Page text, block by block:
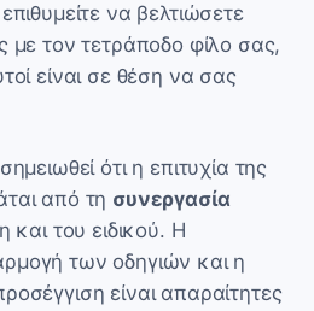
να βελτιώσετε
με τον τετράποδο φίλο σας,
είναι σε θέση να σας
ότι η επιτυχία της
από τη συνεργασία
και του ειδικού. Η
των οδηγιών και η
είναι απαραίτητες